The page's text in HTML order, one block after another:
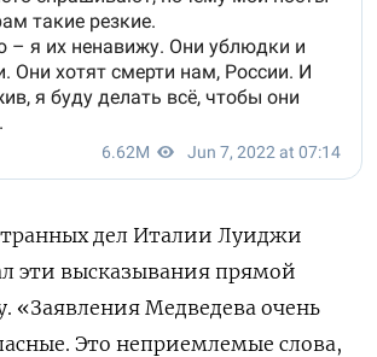
дел Италии Луиджи
эти высказывания прямой
«Заявления Медведева очень
Это неприемлемые слова,